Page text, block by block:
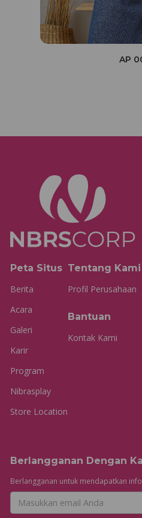
AP
Peta Situs
Berita
Acara
Galeri
Karir
Program
Nibrasplay
Store Location
Tentang Kami
Profil Perusahaan
Bantuan
Kontak Kami
Berlangganan Dengan
Berlangganan untuk mendapatkan